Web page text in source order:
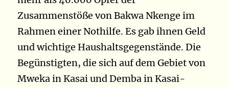
Zusammenstöße von Bakwa Nkenge im
Rahmen einer Nothilfe. Es gab ihnen Geld
und wichtige Haushaltsgegenstände. Die
Begünstigten, die sich auf dem Gebiet von
Mweka in Kasai und Demba in Kasai-